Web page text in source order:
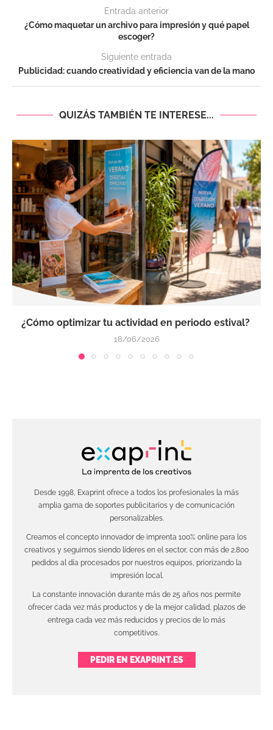
Entrada anterior
¿Cómo maquetar un archivo para impresión y qué papel
escoger?
Siguiente entrada
Publicidad: cuando creatividad y eficiencia van de la mano
QUIZÁS TAMBIÉN TE INTERESE...
¿Cómo optimizar tu actividad en periodo estival?
18/06/2026
Desde 1998, Exaprint ofrece a todos los profesionales la más
amplia gama de soportes publicitarios y de comunicación
personalizables.
Creamos el concepto innovador de imprenta 100% online para los
creativos y seguimos siendo líderes en el sector, con más de 2.800
pedidos al día procesados por nuestros equipos, priorizando la
impresión local.
La constante innovación durante más de 25 años nos permite
ofrecer cada vez más productos y de la mejor calidad, plazos de
entrega cada vez más reducidos y precios de lo más
competitivos.
PEDIR EN EXAPRINT.ES